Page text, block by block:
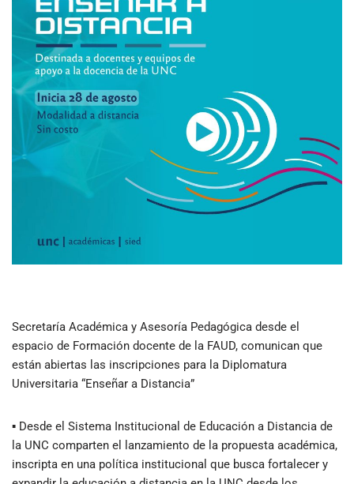
Secretaría Académica y Asesoría Pedagógica desde el
espacio de Formación docente de la FAUD, comunican que
están abiertas las inscripciones para la Diplomatura
Universitaria “Enseñar a Distancia”
▪️ Desde el Sistema Institucional de Educación a Distancia de
la UNC comparten el lanzamiento de la propuesta académica,
inscripta en una política institucional que busca fortalecer y